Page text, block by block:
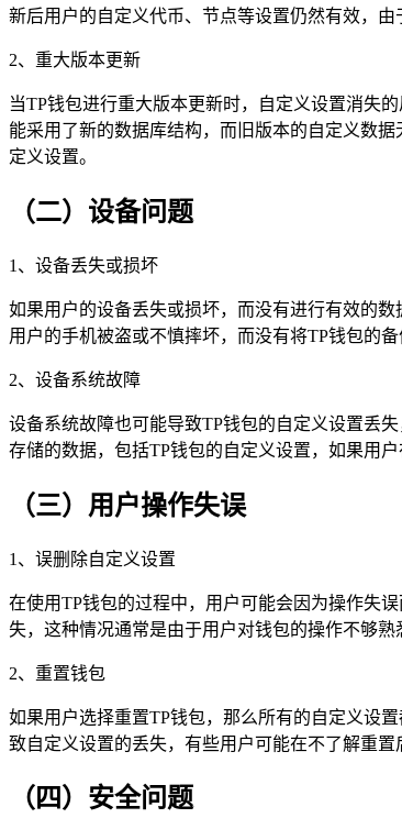
新后用户的自定义代币、节点等设置仍然有效，
2、重大版本更新
当TP钱包进行重大版本更新时，自定义设置消失
能采用了新的数据库结构，而旧版本的自定义数
定义设置。
（二）设备问题
1、设备丢失或损坏
如果用户的设备丢失或损坏，而没有进行有效的
用户的手机被盗或不慎摔坏，而没有将TP钱包的
2、设备系统故障
设备系统故障也可能导致TP钱包的自定义设置丢
存储的数据，包括TP钱包的自定义设置，如果用
（三）用户操作失误
1、误删除自定义设置
在使用TP钱包的过程中，用户可能会因为操作失
失，这种情况通常是由于用户对钱包的操作不够熟
2、重置钱包
如果用户选择重置TP钱包，那么所有的自定义设
致自定义设置的丢失，有些用户可能在不了解重
（四）安全问题